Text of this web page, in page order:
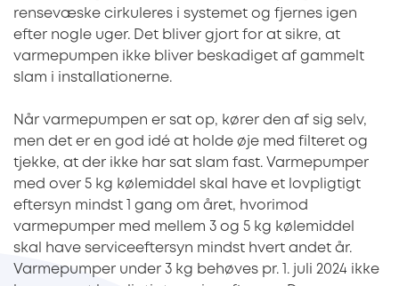
rensevæske cirkuleres i systemet og fjernes igen
efter nogle uger. Det bliver gjort for at sikre, at
varmepumpen ikke bliver beskadiget af gammelt
slam i installationerne.
Når varmepumpen er sat op, kører den af sig selv,
men det er en god idé at holde øje med filteret og
tjekke, at der ikke har sat slam fast. Varmepumper
med over 5 kg kølemiddel skal have et lovpligtigt
eftersyn mindst 1 gang om året, hvorimod
varmepumper med mellem 3 og 5 kg kølemiddel
skal have serviceeftersyn mindst hvert andet år.
Varmepumper under 3 kg behøves pr. 1. juli 2024 ikke